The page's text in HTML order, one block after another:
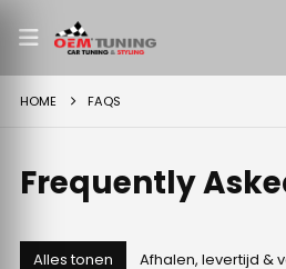
HOME FAQS
Frequently
Alles tonen Afhalen, levertijd &